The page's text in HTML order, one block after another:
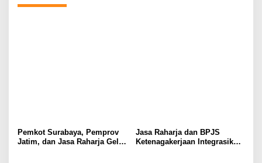
Pemkot Surabaya, Pemprov
Jatim, dan Jasa Raharja Gelar
Jasa Raharja dan BPJS
Ketenagakerjaan Integrasikan